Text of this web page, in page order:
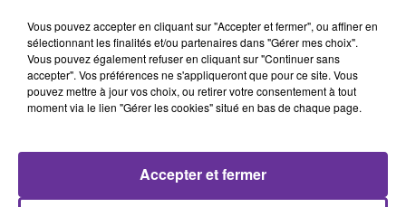
جمهورية سلوفاكيا تفتح "ممرا آمنا لأكثر من 1300 مواطن
مغربي"...
السلطات المغربية تقرر إلغاء قرار إخضاع جميع المسافرين
Vous pouvez accepter en cliquant sur "Accepter et fermer", ou affiner en
sélectionnant les finalités et/ou partenaires dans "Gérer mes choix".
Vous pouvez également refuser en cliquant sur "Continuer sans
accepter". Vos préférences ne s'appliqueront que pour ce site. Vous
pouvez mettre à jour vos choix, ou retirer votre consentement à tout
moment via le lien "Gérer les cookies" situé en bas de chaque page.
Accepter et fermer